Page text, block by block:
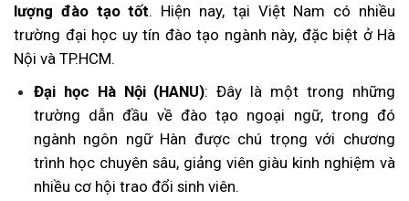
lượng đào tạo tốt. Hiện nay, tại Việt Nam có nhiều
trường đại học uy tín đào tạo ngành này, đặc biệt ở Hà
Nội và TP.HCM.
Đại học Hà Nội (HANU): Đây là một trong những
trường dẫn đầu về đào tạo ngoại ngữ, trong đó
ngành ngôn ngữ Hàn được chú trọng với chương
trình học chuyên sâu, giảng viên giàu kinh nghiệm và
nhiều cơ hội trao đổi sinh viên.